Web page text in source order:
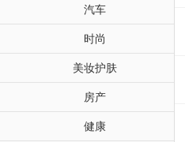
汽车
时尚
美妆护肤
房产
健康